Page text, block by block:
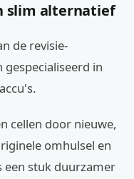
slim alternatief
de revisie-
gespecialiseerd in
cellen door nieuwe,
omhulsel en
een stuk duurzamer